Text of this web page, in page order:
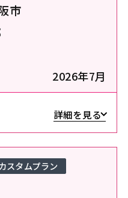
市
2026年7月
詳細を見る
カスタムプラン